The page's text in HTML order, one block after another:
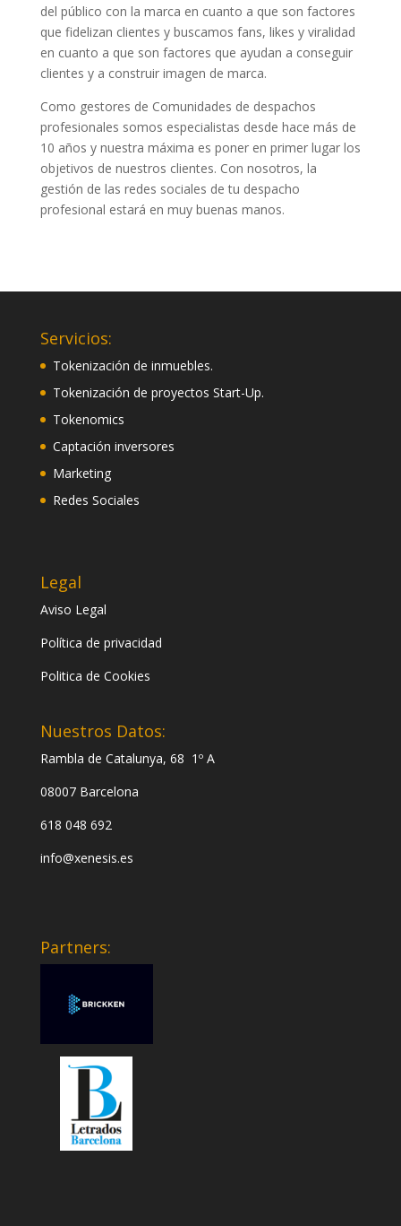
del público con la marca en cuanto a que son factores
que fidelizan clientes y buscamos fans, likes y viralidad
en cuanto a que son factores que ayudan a conseguir
clientes y a construir imagen de marca.
Como gestores de Comunidades de despachos
profesionales somos especialistas desde hace más de
10 años y nuestra máxima es poner en primer lugar los
objetivos de nuestros clientes. Con nosotros, la
gestión de las redes sociales de tu despacho
profesional estará en muy buenas manos.
Servicios:
Tokenización de inmuebles.
Tokenización de proyectos Start-Up.
Tokenomics
Captación inversores
Marketing
Redes Sociales
Legal
Aviso Legal
Política de privacidad
Politica de Cookies
Nuestros Datos:
Rambla de Catalunya, 68 1º A
08007 Barcelona
618 048 692
info@xenesis.es
Partners: